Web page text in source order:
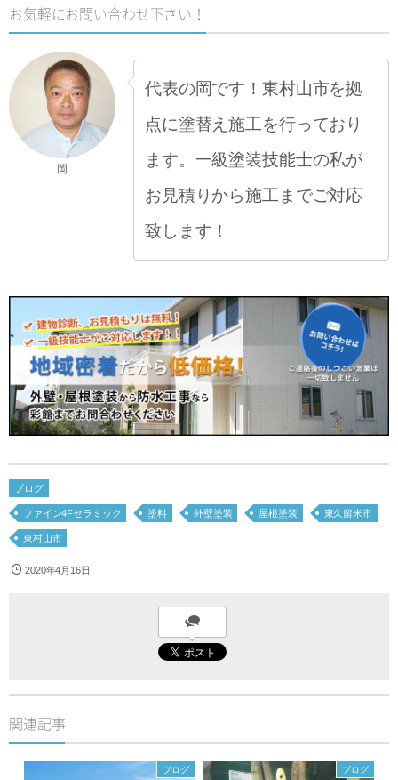
お気軽にお問い合わせ下さい！
岡
代表の岡です！東村山市を拠
点に塗替え施工を行っており
ます。一級塗装技能士の私が
お見積りから施工までご対応
致します！
ブログ
ファイン4Fセラミック 塗料 外壁塗装 屋根塗装 東久留米市
東村山市
2020年4月16日
関連記事
ブログ ブログ